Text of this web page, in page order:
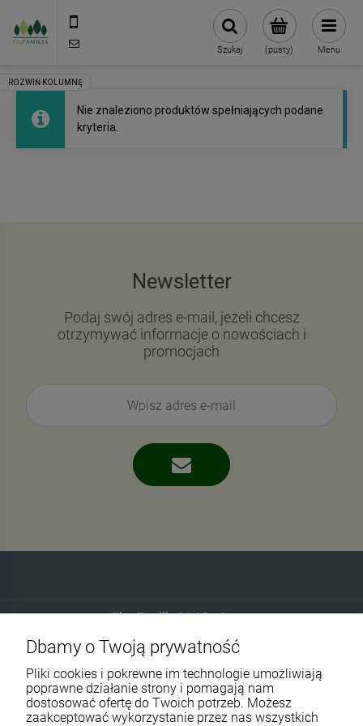
(pusty)
Szukaj Menu
Nie znaleziono produktów spełniających podane
kryteria.
Newsletter
Podaj swój adres e-mail, jeżeli chcesz
otrzymywać informacje o nowościach i
promocjach
Eko-Familia GAJ Sp.Jawna
Gdańska 60
90-616 Łódź
790 727 174
Dbamy o Twoją prywatność
Pliki cookies i pokrewne im technologie umożliwiają
poprawne działanie strony i pomagają nam
dostosować ofertę do Twoich potrzeb. Możesz
zaakceptować wykorzystanie przez nas wszystkich